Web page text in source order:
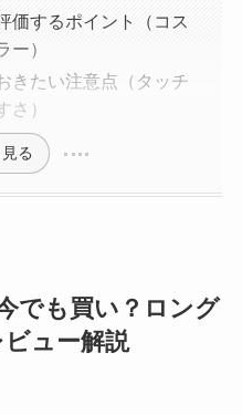
価するポイント（コス
ー）
きたい注意点（タッチ
さ）
る
でも買い？ロング
ュー解説